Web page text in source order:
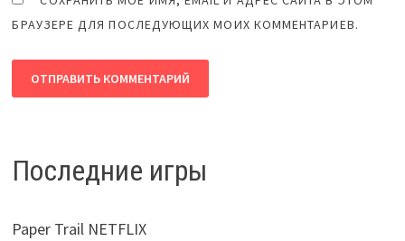
БРАУЗЕРЕ ДЛЯ ПОСЛЕДУЮЩИХ МОИХ КОММЕНТАРИЕВ.
Последние игры
Paper Trail NETFLIX